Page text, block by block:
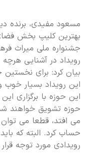
مسعود مفیدی، برنده
بهترین کلیپ بخش
جشنواره ملی میراث
رویداد در آشنایی هرچه
بیان کرد: برای نخستین
این رویداد بسیار خوب
این حوزه با برگزاری
حوزه تشویق خواهند شد
می افتد، قطعا می
حساب کرد. البته که
رویدادی مورد توجه قرار